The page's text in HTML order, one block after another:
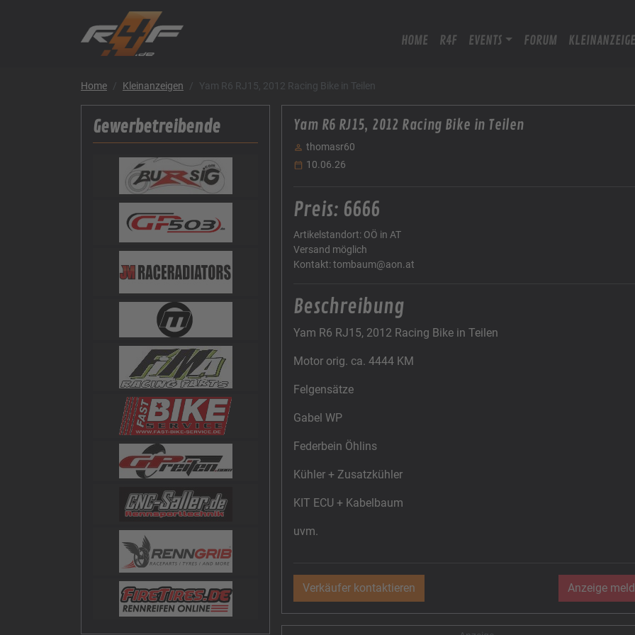
HOME R4F EVENTS FORUM
Home Kleinanzeigen Yam R6 RJ15, 2012 Racing Bike in Teilen
Gewerbetreibende Yam R6 RJ15, 2012 Racing Bike in Teilen
thomasr60
10.06.26
Preis: 6666
Artikelstandort: OÖ in AT
Versand möglich
Kontakt: tombaum@aon.at
Beschreibung
Yam R6 RJ15, 2012 Racing Bike in Teilen
Motor orig. ca. 4444 KM
Felgensätze
Gabel WP
Federbein Öhlins
Kühler + Zusatzkühler
KIT ECU + Kabelbaum
uvm.
Verkäufer kontaktieren Anzeige